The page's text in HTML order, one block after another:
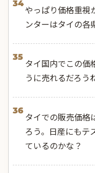
34
やっぱり価格重視
ンターはタイの各
35
タイ国内でこの価
うに売れるだろう
36
タイでの販売価格
ろう。日産にもテ
ているのかな？